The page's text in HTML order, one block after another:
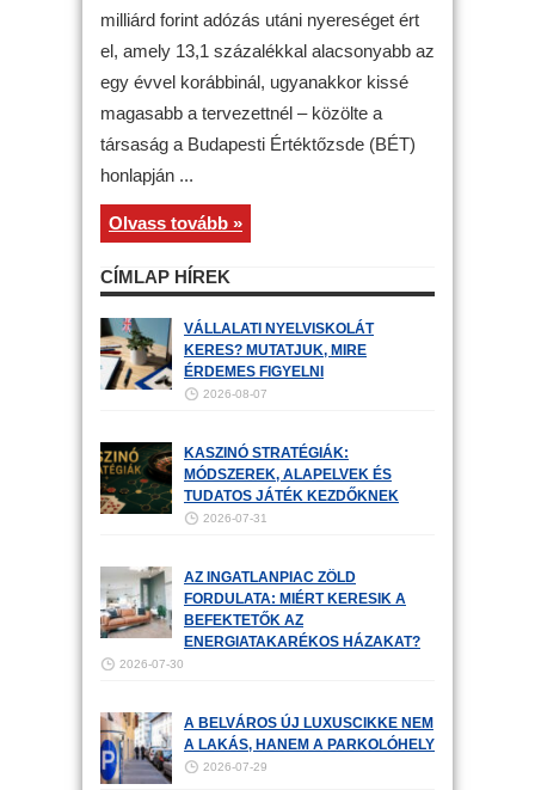
milliárd forint adózás utáni nyereséget ért
el, amely 13,1 százalékkal alacsonyabb az
egy évvel korábbinál, ugyanakkor kissé
magasabb a tervezettnél – közölte a
társaság a Budapesti Értéktőzsde (BÉT)
honlapján ...
Olvass tovább »
CÍMLAP HÍREK
VÁLLALATI NYELVISKOLÁT
KERES? MUTATJUK, MIRE
ÉRDEMES FIGYELNI
2026-08-07
KASZINÓ STRATÉGIÁK:
MÓDSZEREK, ALAPELVEK ÉS
TUDATOS JÁTÉK KEZDŐKNEK
2026-07-31
AZ INGATLANPIAC ZÖLD
FORDULATA: MIÉRT KERESIK A
BEFEKTETŐK AZ
ENERGIATAKARÉKOS HÁZAKAT?
2026-07-30
A BELVÁROS ÚJ LUXUSCIKKE NEM
A LAKÁS, HANEM A PARKOLÓHELY
2026-07-29